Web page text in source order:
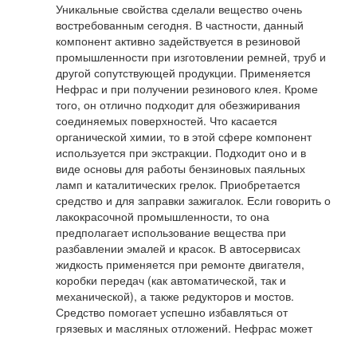
Уникальные свойства сделали вещество очень
востребованным сегодня. В частности, данный
компонент активно задействуется в резиновой
промышленности при изготовлении ремней, труб и
другой сопутствующей продукции. Применяется
Нефрас и при получении резинового клея. Кроме
того, он отлично подходит для обезжиривания
соединяемых поверхностей. Что касается
органической химии, то в этой сфере компонент
используется при экстракции. Подходит оно и в
виде основы для работы бензиновых паяльных
ламп и каталитических грелок. Приобретается
средство и для заправки зажигалок. Если говорить о
лакокрасочной промышленности, то она
предполагает использование вещества при
разбавлении эмалей и красок. В автосервисах
жидкость применяется при ремонте двигателя,
коробки передач (как автоматической, так и
механической), а также редукторов и мостов.
Средство помогает успешно избавляться от
грязевых и масляных отложений. Нефрас может